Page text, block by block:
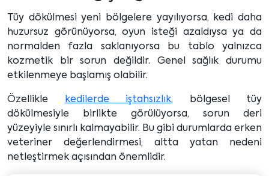
Tüy dökülmesi yeni bölgelere yayılıyorsa, kedi daha
huzursuz görünüyorsa, oyun isteği azaldıysa ya da
normalden fazla saklanıyorsa bu tablo yalnızca
kozmetik bir sorun değildir. Genel sağlık durumu
etkilenmeye başlamış olabilir.
Özellikle kedilerde iştahsızlık, bölgesel tüy
dökülmesiyle birlikte görülüyorsa, sorun deri
yüzeyiyle sınırlı kalmayabilir. Bu gibi durumlarda erken
veteriner değerlendirmesi, altta yatan nedeni
netleştirmek açısından önemlidir.